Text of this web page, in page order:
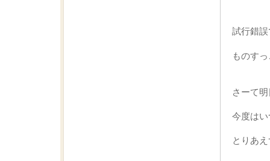
試行錯
ものす
さーて
今度は
とりあ